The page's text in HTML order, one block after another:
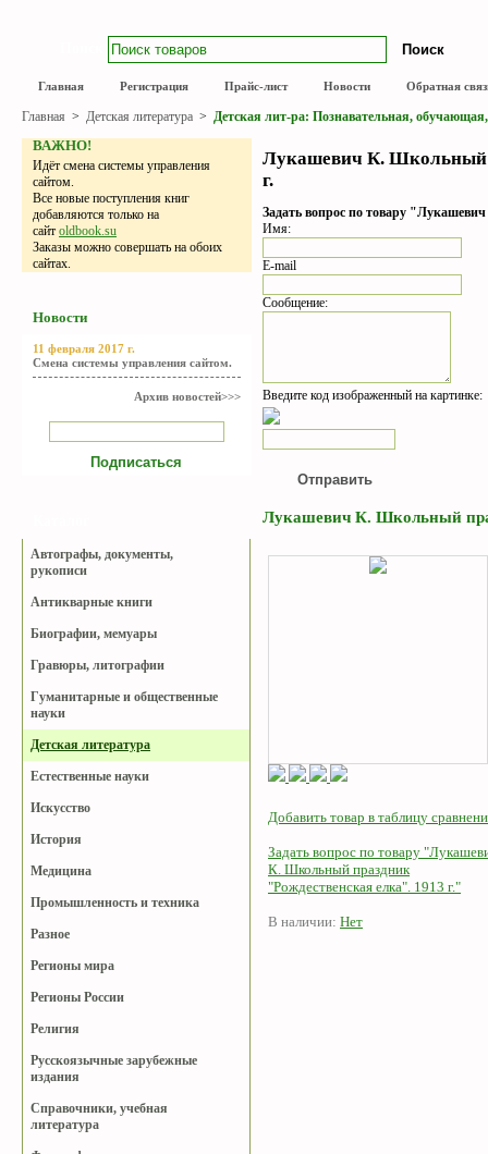
Главная Регистрация Прайс-лист Новости Обратная
Главная > Детская литература > Детская лит-ра: Познавательная,
ВАЖНО!
Идёт смена системы управления
сайтом.
Все новые поступления книг
добавляются только на
сайт oldbook.su
Заказы можно совершать на обоих
сайтах.
Новости
11 февраля 2017 г.
Смена системы управления сайтом.
Архив новостей>>>
Автографы, документы,
рукописи
Антикварные книги
Биографии, мемуары
Гравюры, литографии
Гуманитарные и общественные
науки
Детская литература
Естественные науки
Искусство
История
Медицина
Промышленность и техника
Разное
Регионы мира
Регионы России
Религия
Русскоязычные зарубежные
издания
Справочники, учебная
литература
Лукашевич К. Школьный
г.
Задать вопрос по товару
Имя:
E-mail
Сообщение:
Введите код изображенный на картинке:
Лукашевич К. Школьный
Добавить товар в таблицу
Задать вопрос по товару
К. Школьный праздник
"Рождественская елка". 1913 г."
В наличии: Нет